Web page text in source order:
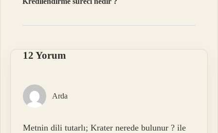
12 Yorum
Arda
Metnin dili tutarlı; Krater nerede bulunur ? ile